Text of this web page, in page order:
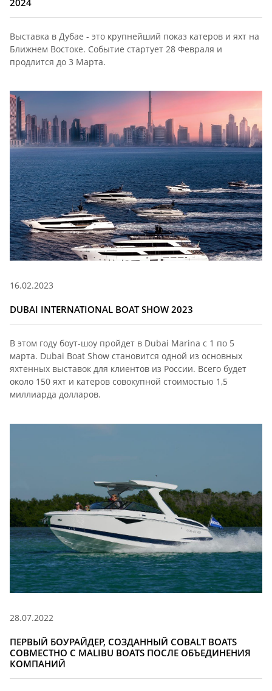
Выставка в Дубае - это крупнейший показ катеров и яхт на
Ближнем Востоке. Событие стартует 28 Февраля и
продлится до 3 Марта.
16.02.2023
DUBAI INTERNATIONAL BOAT SHOW 2023​
В этом году боут-шоу пройдет в Dubai Marina c 1 по 5
марта. Dubai Boat Show становится одной из основных
яхтенных выставок для клиентов из России. Всего будет
около 150 яхт и катеров совокупной стоимостью 1,5
миллиарда долларов.
28.07.2022
ПЕРВЫЙ БОУРАЙДЕР, СОЗДАННЫЙ COBALT BOATS
СОВМЕСТНО С MALIBU BOATS ПОСЛЕ ОБЪЕДИНЕНИЯ
КОМПАНИЙ